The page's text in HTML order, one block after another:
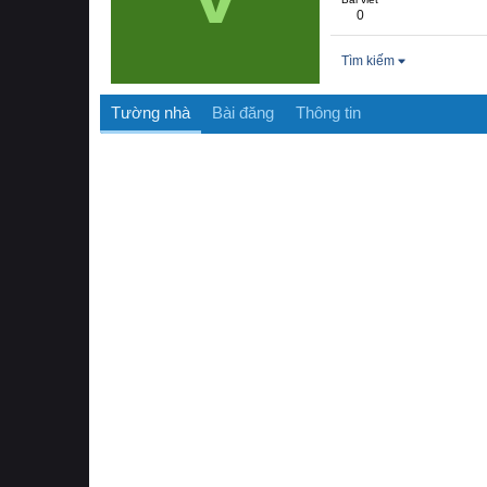
0
Tìm kiếm
Tường nhà Bài đăng Thông tin